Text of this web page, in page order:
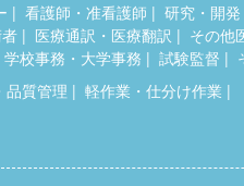
看護師・准看護師
研究・開
医療通訳・医療翻訳
その他
学校事務・大学事務 試験監督
品質管理 軽作業・仕分け作業